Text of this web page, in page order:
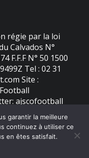
régie par la loi
Calvados N°
F.F.F N° 50 1500
Tel : 02 31
Site :
ajscofootball
internet réalisé par
garantir la meilleure
continuez à utiliser ce
en êtes satisfait.